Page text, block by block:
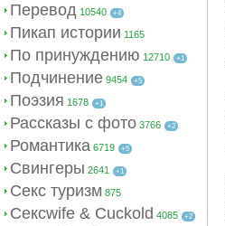
Перевод 10540 +4
Пикап истории 1165
По принуждению 12710 +1
Подчинение 9454 +5
Поэзия 1678 +1
Рассказы с фото 3766 +2
Романтика 6719 +5
Свингеры 2641 +1
Секс туризм 875
Сексwife & Cuckold 4085 +2